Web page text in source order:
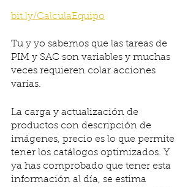
bit.ly/CalculaEquipo
Tu y yo sabemos que las tareas de
PIM y SAC son variables y muchas
veces requieren colar acciones
varias.
La carga y actualización de
productos con descripción de
imágenes, precio es lo que permite
tener los catálogos optimizados. Y
ya has comprobado que tener esta
información al día, se estima